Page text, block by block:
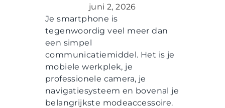
juni 2, 2026
Je smartphone is
tegenwoordig veel meer dan
een simpel
communicatiemiddel. Het is je
mobiele werkplek, je
professionele camera, je
navigatiesysteem en bovenal je
belangrijkste modeaccessoire.